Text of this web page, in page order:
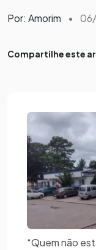
Por: Amorim •
Compartilhe este
“Quem não